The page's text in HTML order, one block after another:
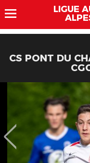
LIGUE
CS PONT DU